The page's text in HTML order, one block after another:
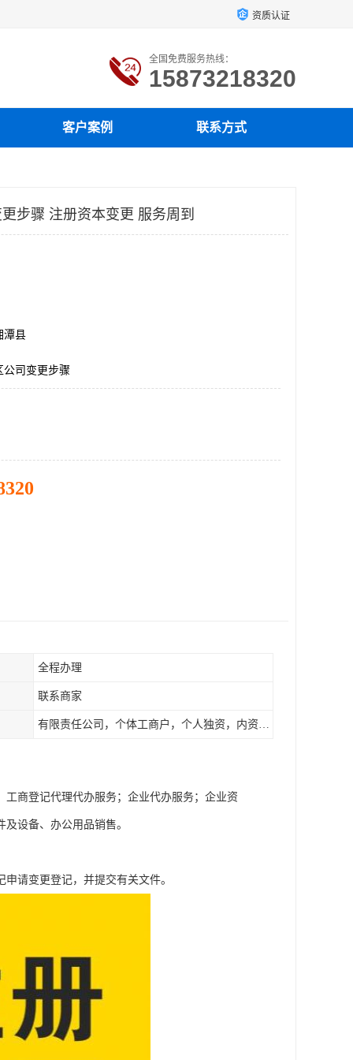
资质认证
全国免费服务热线：
15873218320
客户案例 联系方式
步骤 注册资本变更 服务周到
潭县
公司变更步骤
全程办理
联系商家
有限责任公司，个体工商户，个人独资，内资，外资
商登记代理代办服务；企业代办服务；企业资
设备、办公用品销售。
请变更登记，并提交有关文件。